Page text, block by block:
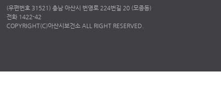
(우편번호 31521) 충남 아산시 번영로 224번길 20 (모종동)
전화 1422-42
COPYRIGHT(C)아산시보건소 ALL RIGHT RESERVED.